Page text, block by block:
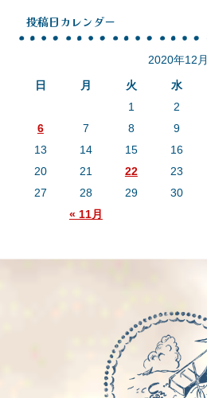
投稿日カレンダー
2020年12月
日
月 火 水
« 11月
1 2
6
7 8 9
13
14 15 16
20
21 22 23
27
28 29 30